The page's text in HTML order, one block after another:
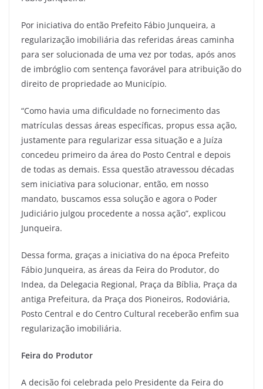
Por iniciativa do então Prefeito Fábio Junqueira, a
regularização imobiliária das referidas áreas caminha
para ser solucionada de uma vez por todas, após anos
de imbróglio com sentença favorável para atribuição do
direito de propriedade ao Município.
“Como havia uma dificuldade no fornecimento das
matrículas dessas áreas específicas, propus essa ação,
justamente para regularizar essa situação e a Juíza
concedeu primeiro da área do Posto Central e depois
de todas as demais. Essa questão atravessou décadas
sem iniciativa para solucionar, então, em nosso
mandato, buscamos essa solução e agora o Poder
Judiciário julgou procedente a nossa ação”, explicou
Junqueira.
Dessa forma, graças a iniciativa do na época Prefeito
Fábio Junqueira, as áreas da Feira do Produtor, do
Indea, da Delegacia Regional, Praça da Bíblia, Praça da
antiga Prefeitura, da Praça dos Pioneiros, Rodoviária,
Posto Central e do Centro Cultural receberão enfim sua
regularização imobiliária.
Feira do Produtor
A decisão foi celebrada pelo Presidente da Feira do